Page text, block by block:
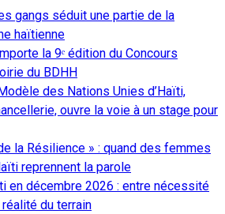
gangs séduit une partie de la
haïtienne
la 9ᵉ édition du Concours
du BDHH
des Nations Unies d’Haïti,
ouvre la voie à un stage pour
la Résilience » : quand des femmes
reprennent la parole
en décembre 2026 : entre nécessité
du terrain